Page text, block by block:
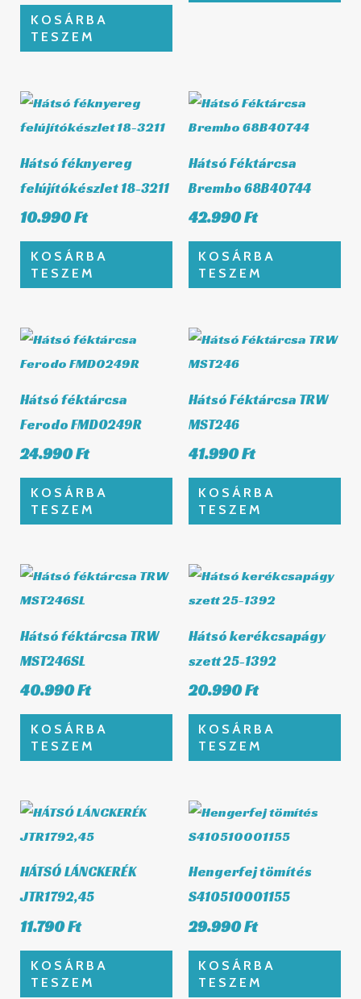
KOSÁRBA
TESZEM
Hátsó féknyereg
felújítókészlet 18-3211
10.990Ft
KOSÁRBA
TESZEM
Hátsó Féktárcsa
Brembo 68B40744
42.990Ft
KOSÁRBA
TESZEM
Hátsó féktárcsa
Ferodo FMD0249R
24.990Ft
KOSÁRBA
TESZEM
Hátsó Féktárcsa TRW
MST246
41.990Ft
KOSÁRBA
TESZEM
Hátsó féktárcsa TRW
MST246SL
40.990Ft
KOSÁRBA
TESZEM
Hátsó kerékcsapágy
szett 25-1392
20.990Ft
KOSÁRBA
TESZEM
HÁTSÓ LÁNCKERÉK
JTR1792,45
11.790Ft
KOSÁRBA
TESZEM
Hengerfej tömítés
S410510001155
29.990Ft
KOSÁRBA
TESZEM